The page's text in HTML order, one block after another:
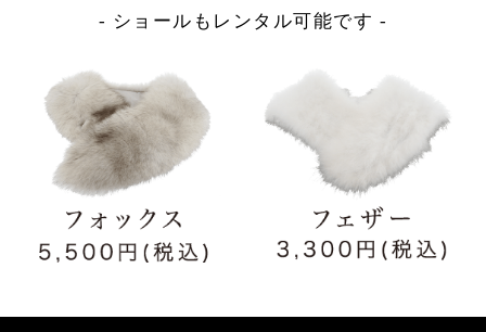
- ショールもレンタル可能です -